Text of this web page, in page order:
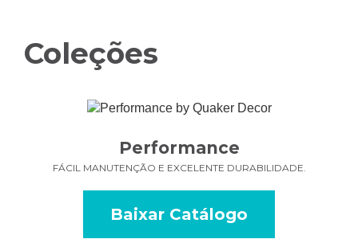
Coleções
Performance
FÁCIL MANUTENÇÃO E EXCELENTE DURABILIDADE.
Baixar Catálogo